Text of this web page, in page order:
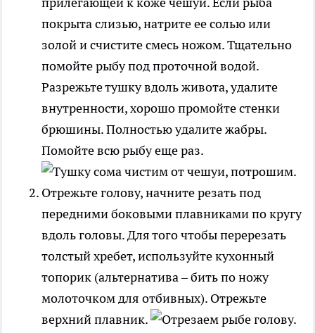
покрыта слизью, натрите ее солью или
золой и счистите смесь ножом. Тщательно
помойте рыбу под проточной водой.
Разрежьте тушку вдоль живота, удалите
внутренности, хорошо промойте стенки
брюшины. Полностью удалите жабры.
Помойте всю рыбу еще раз.
Отрежьте голову, начните резать под
передними боковыми плавниками по кругу
вдоль головы. Для того чтобы перерезать
толстый хребет, используйте кухонный
топорик (альтернатива – бить по ножу
молоточком для отбивных). Отрежьте
верхний плавник.